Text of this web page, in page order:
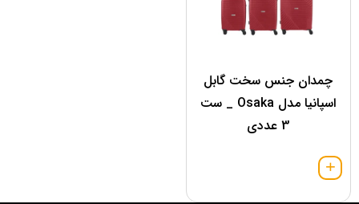
چمدان جنس سخت گابل
اسپانیا مدل Osaka _ ست
3 عددی